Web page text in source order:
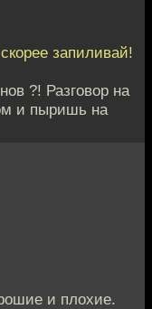
запиливай!
?! Разговор на
и пыришь на
и плохие.